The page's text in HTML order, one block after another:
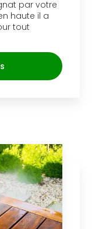
par votre
haute il a
tout